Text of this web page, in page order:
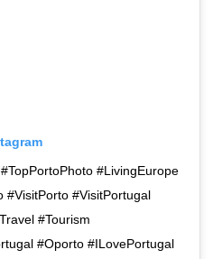
#TopPortoPhoto #LivingEurope
#VisitPorto #VisitPortugal
#Tourism
#Oporto #ILovePortugal